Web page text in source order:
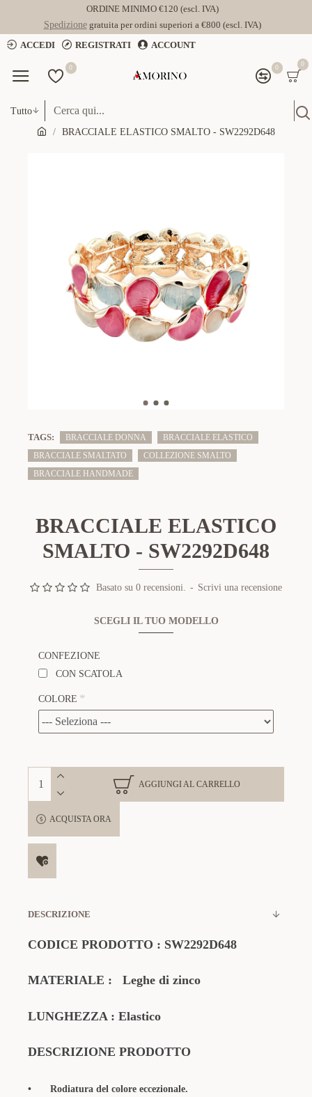
ORDINE MINIMO €120 (escl. IVA)
Spedizionegratuita per ordini superiori a €800 (escl. IVA)
ACCEDI
REGISTRATI ACCOUNT
0 0 0
Tutto
BRACCIALE ELASTICO SMALTO - SW2292D648
TAGS: BRACCIALE DONNA
BRACCIALE ELASTICO
BRACCIALE SMALTATO
COLLEZIONE SMALTO
BRACCIALE HANDMADE
BRACCIALE ELASTICO
SMALTO - SW2292D648
Basato su 0 recensioni. - Scrivi una recensione
SCEGLI IL TUO MODELLO
CONFEZIONE
CON SCATOLA
COLORE
AGGIUNGI AL CARRELLO
ACQUISTA ORA
DESCRIZIONE
CODICE PRODOTTO : SW2292D648
MATERIALE : Leghe di zinco
LUNGHEZZA : Elastico
DESCRIZIONE PRODOTTO
• Rodiatura del colore eccezionale.